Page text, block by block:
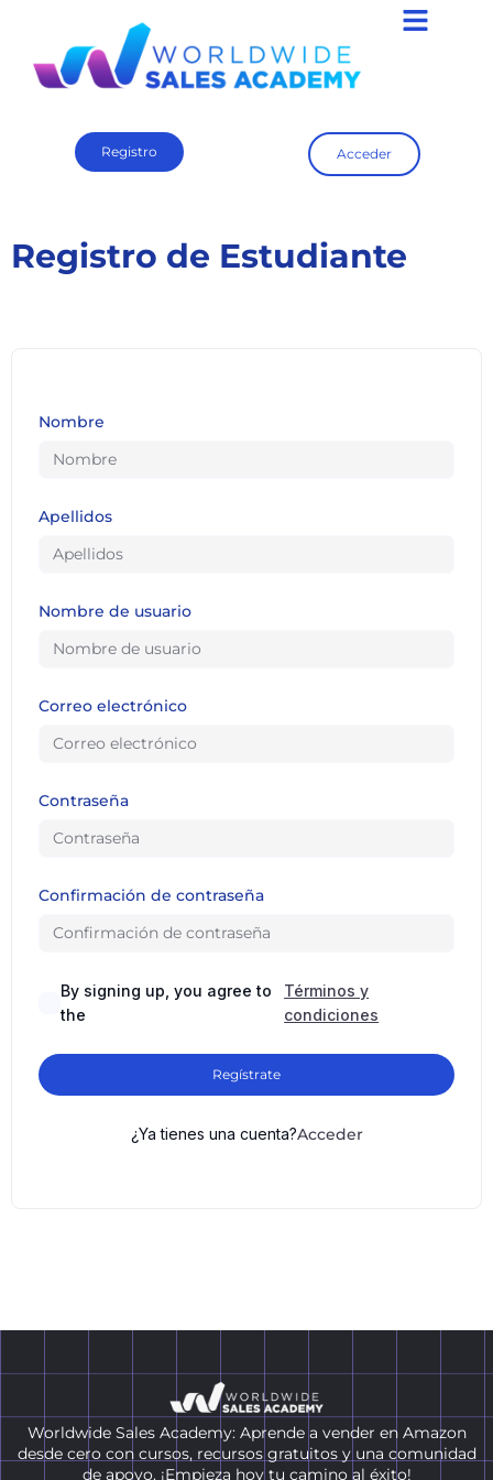
Registro Acceder
Registro de Estudiante
Nombre
Apellidos
Nombre de usuario
Correo electrónico
Contraseña
Confirmación de contraseña
By signing up, you agree to
the
Términos y
condiciones
Regístrate
¿Ya tienes una cuenta?Acceder
Worldwide Sales Academy: Aprende a vender en Amazon
desde cero con cursos, recursos gratuitos y una comunidad
de apoyo. ¡Empieza hoy tu camino al éxito!